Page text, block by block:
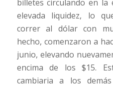
billetes circulando en la
elevada liquidez, lo
correr al dólar con
hecho, comenzaron a
junio, elevando
encima de los $15.
cambiaria a los